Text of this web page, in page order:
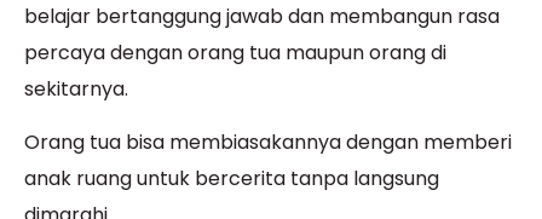
belajar bertanggung jawab dan membangun rasa
percaya dengan orang tua maupun orang di
sekitarnya.
Orang tua bisa membiasakannya dengan memberi
anak ruang untuk bercerita tanpa langsung